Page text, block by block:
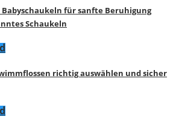
Babyschaukeln für sanfte Beruhigung
Schaukeln
richtig auswählen und sicher